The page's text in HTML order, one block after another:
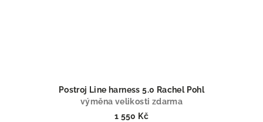
Postroj Line harness 5.0 Rachel Pohl
výměna velikosti zdarma
1 550 Kč